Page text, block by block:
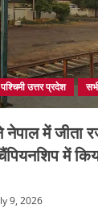
पश्चिमी उत्तर प्रदेश
नेपाल में जीता
में
9, 2026